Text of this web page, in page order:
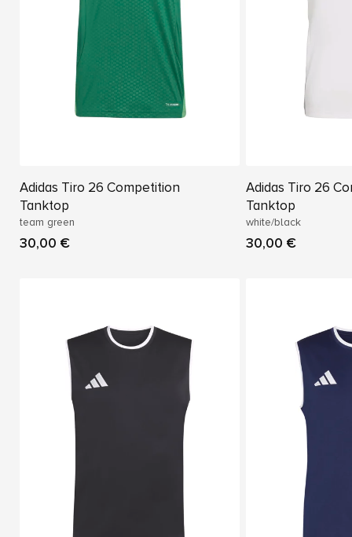
Adidas Tiro 26 Competition
Tanktop
team green
30,00 €
Adidas Tiro 26
Tanktop
white/black
30,00 €